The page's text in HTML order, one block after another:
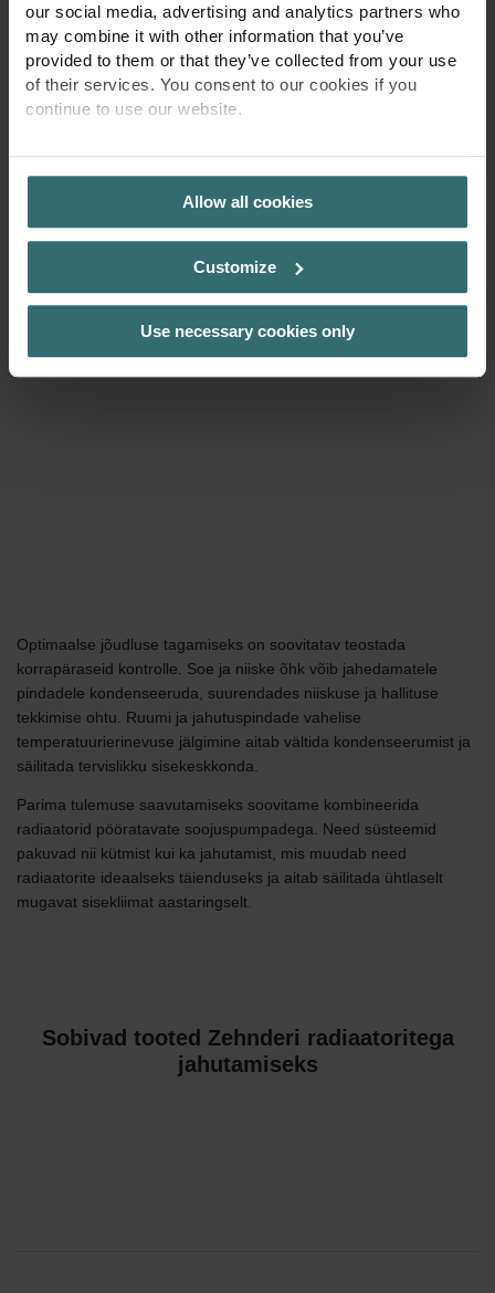
our social media, advertising and analytics partners who
may combine it with other information that you’ve
provided to them or that they’ve collected from your use
of their services. You consent to our cookies if you
continue to use our website.
PRIVACY POLICY
Allow all cookies
Customize
Use necessary cookies only
Jahutamine radiaatoritega
Tänapäeva kliimas on jahutamine suvel sama oluline kui kütmine
talvel. Tõusvad välistemperatuurid, hästi soojustatud hooned ja
Radiaatorid pakuvad tõhusat lahendust. Nad mitte ainult ei
soojenda tõhusalt, vaid suudavad ka aktiivselt jahutada.
Mida suurem on nende pindala, seda rohkem soojust nad
Optimaalse jõudluse tagamiseks on soovitatav teostada
korrapäraseid kontrolle. Soe ja niiske õhk võib jahedamatele
pindadele kondenseeruda, suurendades niiskuse ja hallituse
tekkimise ohtu. Ruumi ja jahutuspindade vahelise
temperatuurierinevuse jälgimine aitab vältida kondenseerumist ja
säilitada tervislikku sisekeskkonda.
Parima tulemuse saavutamiseks soovitame kombineerida
radiaatorid pööratavate soojuspumpadega. Need süsteemid
pakuvad nii kütmist kui ka jahutamist, mis muudab need
radiaatorite ideaalseks täienduseks ja aitab säilitada ühtlaselt
mugavat sisekliimat aastaringselt.
Sobivad tooted Zehnderi radiaatoritega
jahutamiseks